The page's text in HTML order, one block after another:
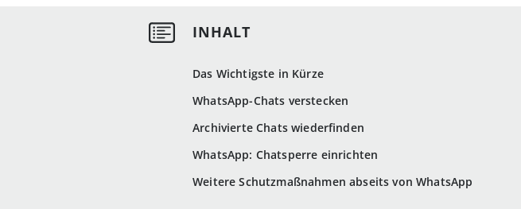
Das Wichtigste in Kürze
WhatsApp-Chats verstecken
Archivierte Chats wiederfinden
WhatsApp: Chatsperre einrichten
Weitere Schutzmaßnahmen abseits von WhatsApp